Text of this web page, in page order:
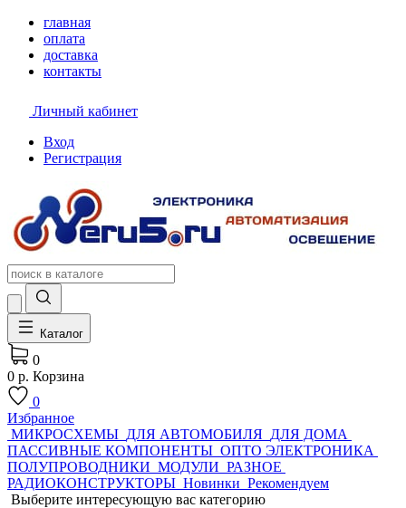
главная
оплата
доставка
контакты
Личный кабинет
Вход
Регистрация
Каталог
0
0 р. Корзина
0
Избранное
МИКРОСХЕМЫ ДЛЯ АВТОМОБИЛЯ ДЛЯ ДОМА
ПАССИВНЫЕ КОМПОНЕНТЫ ОПТО ЭЛЕКТРОНИКА
ПОЛУПРОВОДНИКИ МОДУЛИ РАЗНОЕ
РАДИОКОНСТРУКТОРЫ Новинки Рекомендуем
Выберите интересующую вас категорию